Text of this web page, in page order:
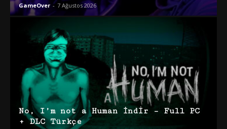
GameOver - 7 Ağustos 2026
No, I’m not a Human İndir – Full PC
+ DLC Türkçe